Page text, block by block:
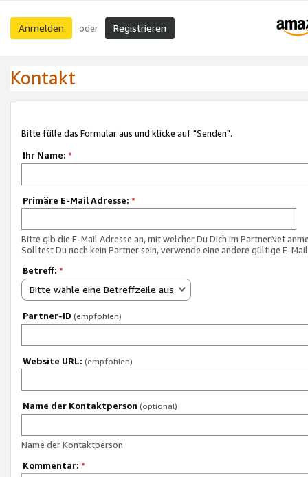
Anmelden oder Registrieren
Kontakt
Bitte fülle das Formular aus und klicke auf "Senden".
Ihr Name: *
Primäre E-Mail Adresse: *
Bitte gib die E-Mail Adresse an, mit welcher Du Dich im PartnerNet
Solltest Du noch kein Partner sein, verwende eine andere gültige E-
Betreff: *
Bitte wähle eine Betreffzeile aus.
Partner-ID (empfohlen)
Website URL: (empfohlen)
Name der Kontaktperson (optional)
Name der Kontaktperson
Kommentar: *